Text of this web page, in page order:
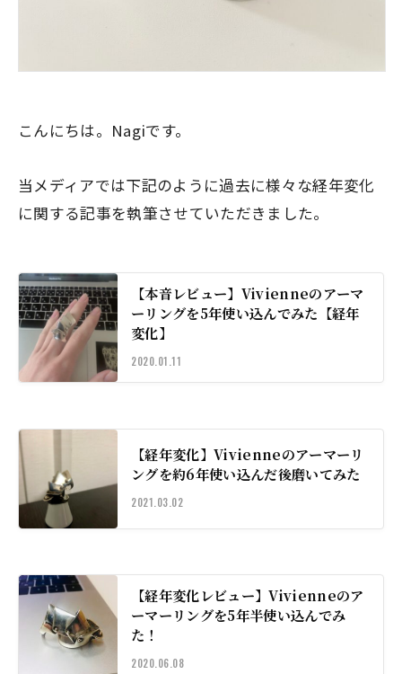
こんにちは。Nagiです。
当メディアでは下記のように過去に様々な経年変化
に関する記事を執筆させていただきました。
【本音レビュー】Vivienneのアーマ
ーリングを5年使い込んでみた【経年
変化】
2020.01.11
【経年変化】Vivienneのアーマーリ
ングを約6年使い込んだ後磨いてみた
2021.03.02
【経年変化レビュー】Vivienneのア
ーマーリングを5年半使い込んでみ
た！
2020.06.08